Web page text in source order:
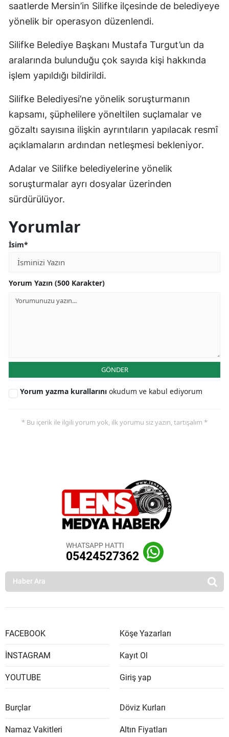
saatlerde Mersin’in Silifke ilçesinde de belediyeye
yönelik bir operasyon düzenlendi.
Silifke Belediye Başkanı Mustafa Turgut’un da
aralarında bulunduğu çok sayıda kişi hakkında
işlem yapıldığı bildirildi.
Silifke Belediyesi’ne yönelik soruşturmanın
kapsamı, şüphelilere yöneltilen suçlamalar ve
gözaltı sayısına ilişkin ayrıntıların yapılacak resmî
açıklamaların ardından netleşmesi bekleniyor.
Adalar ve Silifke belediyelerine yönelik
soruşturmalar ayrı dosyalar üzerinden
sürdürülüyor.
Yorumlar
İsim*
Yorum Yazın (500 Karakter)
GÖNDER
Yorum yazma kurallarını okudum ve kabul ediyorum
* Bu içerik ile ilgili yorum yok, ilk yorumu siz yazın, tartışalım *
WHATSAPP HATTI
05424527362
FACEBOOK
İNSTAGRAM
YOUTUBE
Köşe Yazarları
Kayıt Ol
Giriş yap
Burçlar
Namaz Vakitleri
Döviz Kurları
Altın Fiyatları